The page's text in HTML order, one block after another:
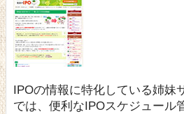
IPOの情報に特化している姉妹
では、便利なIPOスケジュール